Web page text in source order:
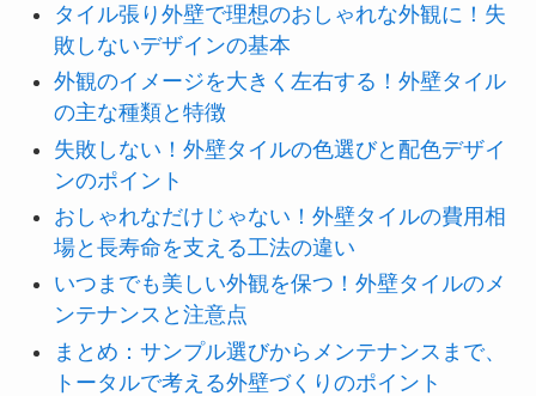
タイル張り外壁で理想のおしゃれな外観に！失
敗しないデザインの基本
外観のイメージを大きく左右する！外壁タイル
の主な種類と特徴
失敗しない！外壁タイルの色選びと配色デザイ
ンのポイント
おしゃれなだけじゃない！外壁タイルの費用相
場と長寿命を支える工法の違い
いつまでも美しい外観を保つ！外壁タイルのメ
ンテナンスと注意点
まとめ：サンプル選びからメンテナンスまで、
トータルで考える外壁づくりのポイント